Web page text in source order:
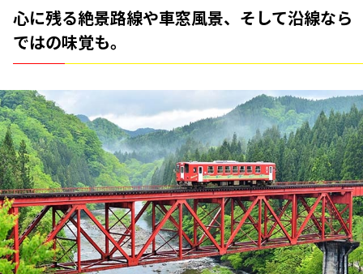
心に残る絶景路線や車窓風景、そして沿線なら
ではの味覚も。